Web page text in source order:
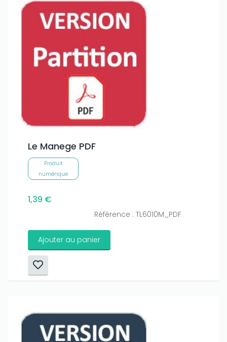
Le Manege PDF
Produit
numérique
1,39 €
Référence : TL6010M_PDF
Ajouter au panier